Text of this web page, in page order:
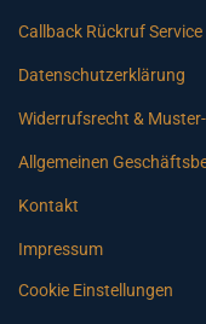
Callback Rückruf Service
Datenschutzerklärung
Widerrufsrecht &
Allgemeinen
Kontakt
Impressum
Cookie Einstellungen